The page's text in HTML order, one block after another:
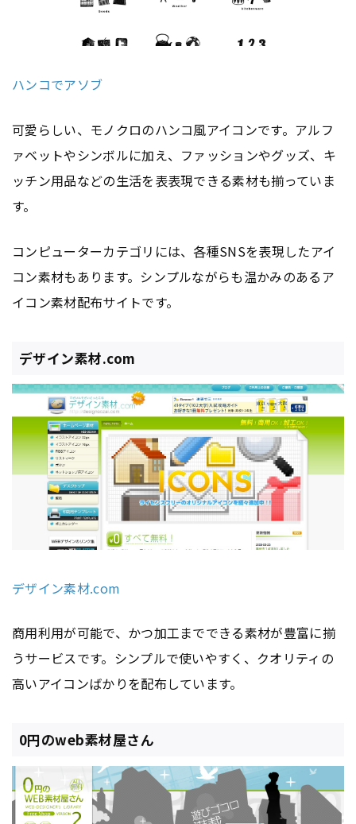
ハンコでアソブ
可愛らしい、モノクロのハンコ風アイコンです。アルフ
ァベットやシンボルに加え、ファッションやグッズ、キ
ッチン用品などの生活を表表現できる素材も揃っていま
す。
コンピューターカテゴリには、各種SNSを表現したアイ
コン素材もあります。シンプルながらも温かみのあるア
イコン素材配布サイトです。
デザイン素材.com
デザイン素材.com
商用利用が可能で、かつ加工までできる素材が豊富に揃
うサービスです。シンプルで使いやすく、クオリティの
高いアイコンばかりを配布しています。
0円のweb素材屋さん